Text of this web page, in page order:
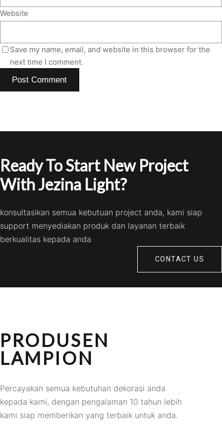
Website
Save my name, email, and website in this browser for the
next time I comment.
Ready To Start New Project
With Jezina Light?
konsultasikan semua kebutuan project anda, kami siap
support menyediakan produk dan layanan terbaik
berkualitas kepada anda
CONTACT US
PRODUSEN
LAMPION
Percayakan semua kebutuhan dekorasi anda
kepada kami, dengan pengalaman 10 tahun lebih
kami siap memberikan yang terbaik untuk anda.